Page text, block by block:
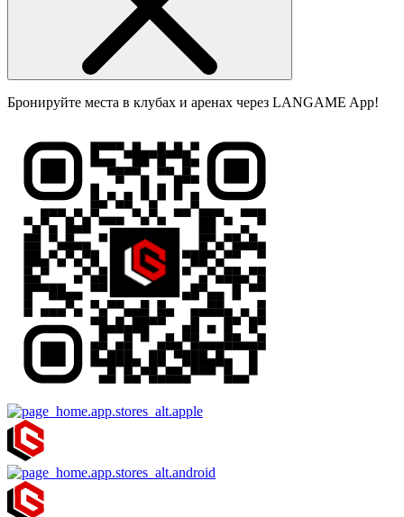
Бронируйте места в клубах и аренах через LANGAME App!